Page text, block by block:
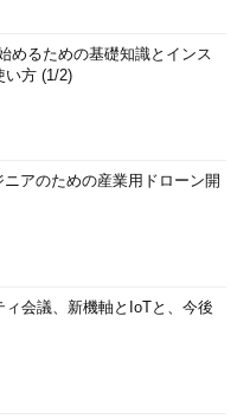
めるための基礎知識とインス
い方 (1/2)
アのための産業用ドローン開
ィ会議、新機軸とIoTと、今後